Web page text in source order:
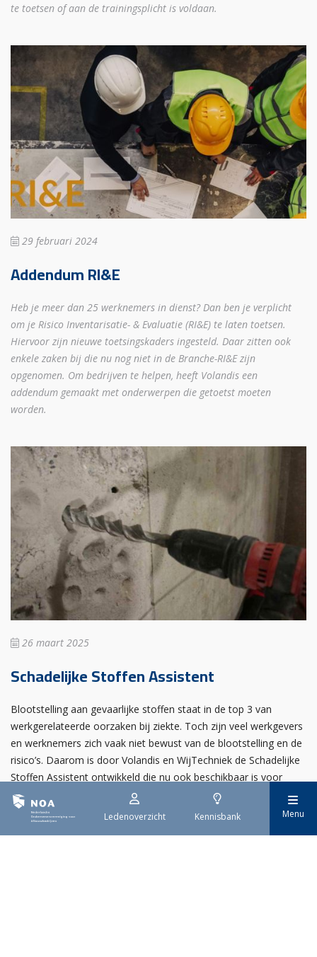
Ledenoverzicht Kennisbank Menu
te toetsen of aan de trainingsplicht is voldaan.
29 februari 2024
Addendum RI&E
Heb je meer dan 25 werknemers in dienst? Dan ben je verplicht
om je Risico Inventarisatie- & Evaluatie (RI&E) te laten toetsen.
Hiervoor zijn nieuwe toetsingskaders ingesteld. Daar zitten ook
enkele zaken bij die nu nog niet in de Branche-RI&E zijn
opgenomen. Om bedrijven te helpen, heeft Volandis een
addendum gemaakt met onderwerpen die getoetst moeten
worden.
26 maart 2025
Schadelijke Stoffen Assistent
Blootstelling aan gevaarlijke stoffen staat in de top 3 van
werkgerelateerde oorzaken bij ziekte. Toch zijn veel werkgevers
en werknemers zich vaak niet bewust van de blootstelling en de
risico’s. Daarom is door Volandis en WijTechniek de Schadelijke
Stoffen Assistent ontwikkeld die nu ook beschikbaar is voor
werkgevers in de Afbouw- en Natuursteensector.
Laatste nieuws